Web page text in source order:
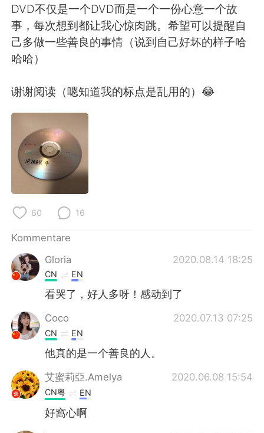
DVD不仅是一个DVD而是一个一份心意一个故
事，每次想到都让我心惊肉跳。希望可以提醒自
己多做一些善良的事情（说到自己好坏的样子哈
哈哈）
谢谢阅读（嗯知道我的标点是乱用的）😂
60 16
Kommentare
Gloria
2020.08.14 18:25
CN EN
看哭了，好人多呀！感动到了
Coco 2020.07.13 07:25
CN EN
他真的是一个善良的人。
艾蜜莉亞.Amelya 2020.06.08 15:54
CN粤 EN
好窩心啊